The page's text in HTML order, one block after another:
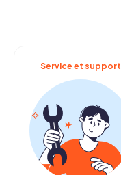
Service et support